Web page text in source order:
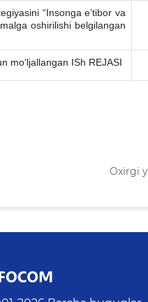
“Insonga e’tibor va
oshirilishi belgilangan
moʻljallangan ISh REJASI
Oxirgi